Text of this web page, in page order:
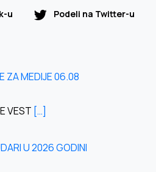
u Podeli na Twitter-u
ZA MEDIJE 06.08
VEST […]
U 2026 GODINI